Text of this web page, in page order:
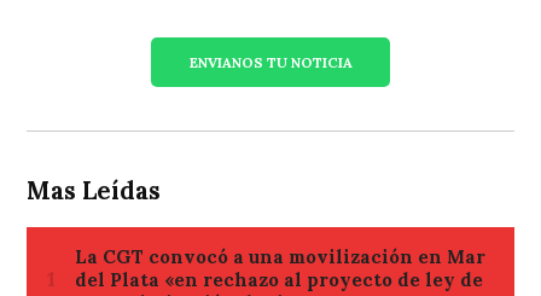
ENVIANOS TU NOTICIA
Mas Leídas